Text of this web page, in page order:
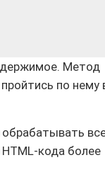
Метод
по нему
кода более